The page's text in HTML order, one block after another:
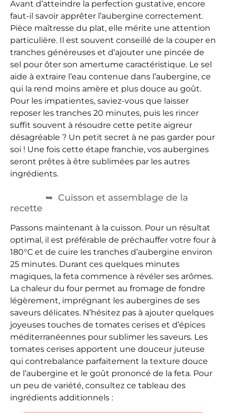
Avant d’atteindre la perfection gustative, encore
faut-il savoir apprêter l’aubergine correctement.
Pièce maîtresse du plat, elle mérite une attention
particulière. Il est souvent conseillé de la couper en
tranches généreuses et d’ajouter une pincée de
sel pour ôter son amertume caractéristique. Le sel
aide à extraire l’eau contenue dans l’aubergine, ce
qui la rend moins amère et plus douce au goût.
Pour les impatientes, saviez-vous que laisser
reposer les tranches 20 minutes, puis les rincer
suffit souvent à résoudre cette petite aigreur
désagréable ? Un petit secret à ne pas garder pour
soi ! Une fois cette étape franchie, vos aubergines
seront prêtes à être sublimées par les autres
ingrédients.
Cuisson et assemblage de la
recette
Passons maintenant à la cuisson. Pour un résultat
optimal, il est préférable de préchauffer votre four à
180°C et de cuire les tranches d’aubergine environ
25 minutes. Durant ces quelques minutes
magiques, la feta commence à révéler ses arômes.
La chaleur du four permet au fromage de fondre
légèrement, imprégnant les aubergines de ses
saveurs délicates. N’hésitez pas à ajouter quelques
joyeuses touches de tomates cerises et d’épices
méditerranéennes pour sublimer les saveurs. Les
tomates cerises apportent une douceur juteuse
qui contrebalance parfaitement la texture douce
de l’aubergine et le goût prononcé de la feta. Pour
un peu de variété, consultez ce tableau des
ingrédients additionnels :